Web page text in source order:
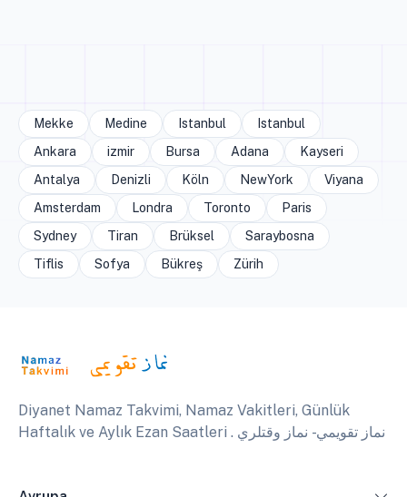
Mekke Medine Istanbul
Istanbul
Ankara
izmir Bursa Adana
Kayseri
Antalya
Denizli Köln NewYork
Viyana
Amsterdam
Londra Toronto
Paris
Sydney
Tiran Brüksel
Saraybosna
Tiflis
Sofya Bükreş Zürih
Diyanet Namaz Takvimi, Namaz Vakitleri, Günlük
Haftalık ve Aylık Ezan Saatleri . نماز تقويمي - نماز وقتلري